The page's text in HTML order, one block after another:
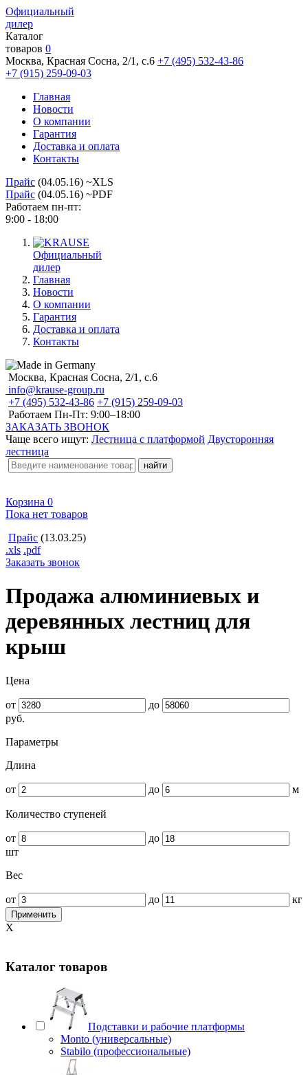
Официальный
дилер
Каталог
товаров 0
Москва, Красная Сосна, 2/1, с.6 +7 (495) 532-43-86
+7 (915) 259-09-03
Главная
Новости
О компании
Гарантия
Доставка и оплата
Контакты
Прайс (04.05.16) ~XLS
Прайс (04.05.16) ~PDF
Работаем пн-пт:
9:00 - 18:00
Официальный
дилер
Главная
Новости
О компании
Гарантия
Доставка и оплата
Контакты
Москва, Красная Сосна, 2/1, с.6
info@krause-group.ru
+7 (495) 532-43-86 +7 (915) 259-09-03
Работаем Пн-Пт: 9:00–18:00
ЗАКАЗАТЬ ЗВОНОК
Чаще всего ищут: Лестница с платформой Двусторонняя
лестница
Корзина 0
Пока нет товаров
Прайс (13.03.25)
.xls .pdf
Заказать звонок
Продажа алюминиевых и
деревянных лестниц для
крыш
Цена
от
до
руб.
Параметры
Длина
от до м
Количество ступеней
от
до
шт
Вес
от до кг
Применить
X
Каталог товаров
Подставки и рабочие платформы
Monto (универсальные)
Stabilo (профессиональные)